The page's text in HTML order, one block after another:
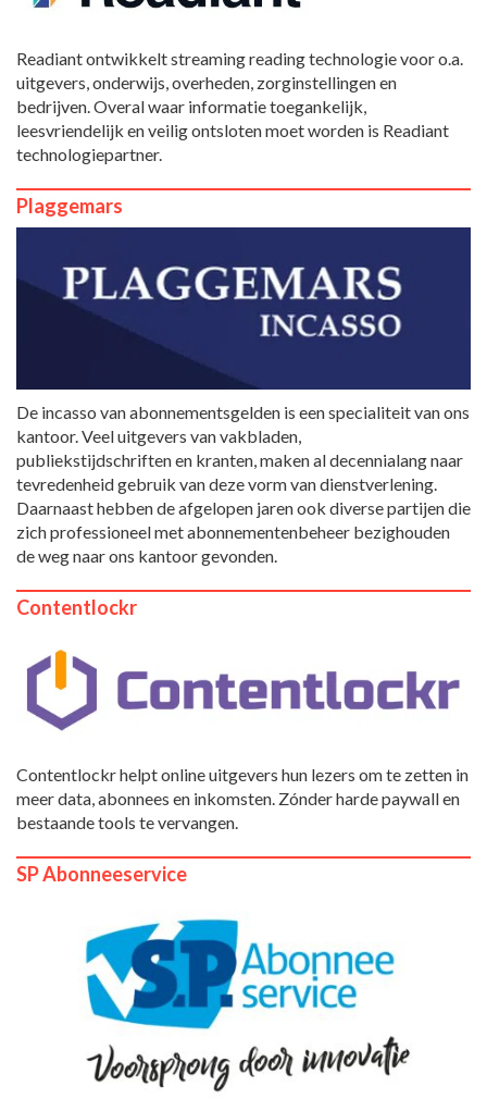
Readiant ontwikkelt streaming reading technologie voor o.a.
uitgevers, onderwijs, overheden, zorginstellingen en
bedrijven. Overal waar informatie toegankelijk,
leesvriendelijk en veilig ontsloten moet worden is Readiant
technologiepartner.
Plaggemars
De incasso van abonnementsgelden is een specialiteit van ons
kantoor. Veel uitgevers van vakbladen,
publiekstijdschriften en kranten, maken al decennialang naar
tevredenheid gebruik van deze vorm van dienstverlening.
Daarnaast hebben de afgelopen jaren ook diverse partijen die
zich professioneel met abonnementenbeheer bezighouden
de weg naar ons kantoor gevonden.
Contentlockr
Contentlockr helpt online uitgevers hun lezers om te zetten in
meer data, abonnees en inkomsten. Zónder harde paywall en
bestaande tools te vervangen.
SP Abonneeservice